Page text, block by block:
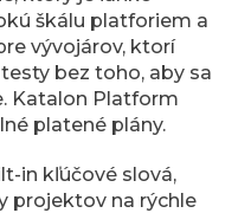
škálu platforiem a
vývojárov, ktorí
bez toho, aby sa
Katalon Platform
platené plány.
in kľúčové slová,
projektov na rýchle